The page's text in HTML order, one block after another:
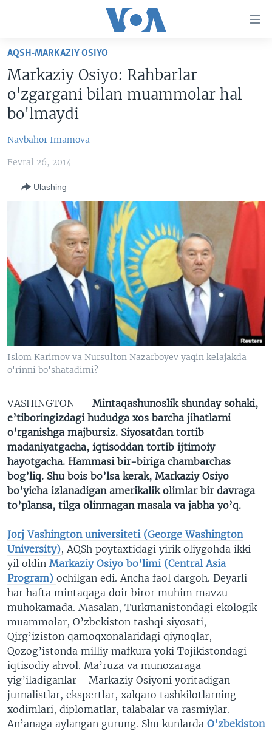
Boshiga
Qidiruvga
o'ting
AMERIKA
MARKAZIY OSIYO
AMERIKA MANZARALARI
XALQARO HAYOT
VASHINGTON CHOYXONASI
MOBIL-SALOM!
VIDEO
XABARLAR SURATLARDA
IJTIMOIY TARMOQLAR
INSTAGRAM
ODNOKLASSNIKI
TELEGRAM
SOUNDCLOUD
INGLIZ TILI DARSLARI
Learning English
VOA
AQSH-MARKAZIY OSIYO
Markaziy Osiyo: Rahbarlar
o'zgargani bilan muammolar hal
bo'lmaydi
Navbahor Imamova
Fevral 26, 2014
Ulashing
Islom Karimov va Nursulton Nazarboyev yaqin kelajakda
o'rinni bo'shatadimi?
VASHINGTON — Mintaqashunoslik shunday sohaki,
e’tiboringizdagi hududga xos barcha jihatlarni
o’rganishga majbursiz. Siyosatdan tortib
madaniyatgacha, iqtisoddan tortib ijtimoiy
hayotgacha. Hammasi bir-biriga chambarchas
bog’liq. Shu bois bo’lsa kerak, Markaziy Osiyo
bo’yicha izlanadigan amerikalik olimlar bir davraga
to’plansa, tilga olinmagan masala va jabha yo’q.
Jorj Vashington universiteti (George Washington
University), AQSh poytaxtidagi yirik oliygohda ikki
yil oldin Markaziy Osiyo bo’limi (Central Asia
Program) ochilgan edi. Ancha faol dargoh. Deyarli
har hafta mintaqaga doir biror muhim mavzu
muhokamada. Masalan, Turkmanistondagi ekologik
muammolar, O’zbekiston tashqi siyosati,
Qirg’iziston qamoqxonalaridagi qiynoqlar,
Qozog’istonda milliy mafkura yoki Tojikistondagi
iqtisodiy ahvol. Ma’ruza va munozaraga
yig’iladiganlar - Markaziy Osiyoni yoritadigan
jurnalistlar, ekspertlar, xalqaro tashkilotlarning
xodimlari, diplomatlar, talabalar va rasmiylar.
An’anaga aylangan gurung. Shu kunlarda O'zbekiston